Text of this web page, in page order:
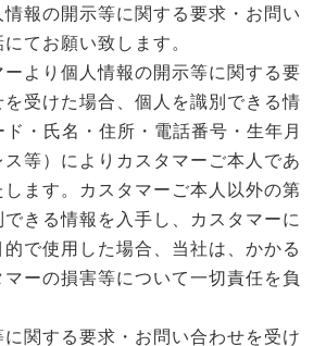
報の開示等に関する要求・お問い
てお願い致します。
より個人情報の開示等に関する要
受けた場合、個人を識別できる情
・氏名・住所・電話番号・生年月
ス等）によりカスタマーご本人であ
します。カスタマーご本人以外の第
きる情報を入手し、カスタマーに
で使用した場合、当社は、かかる
ーの損害等について一切責任を負
関する要求・お問い合わせを受け